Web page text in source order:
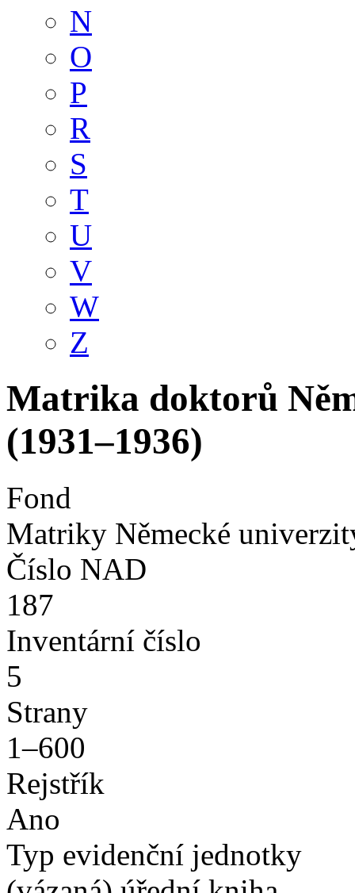
N
O
P
R
S
T
U
V
W
Z
Matrika doktorů
(1931–1936)
Fond
Matriky Německé
Číslo NAD
187
Inventární číslo
5
Strany
1–600
Rejstřík
Ano
Typ evidenční jednotky